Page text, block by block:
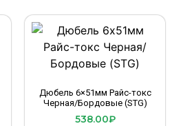
Дюбель 6×51мм Райс-токс
Черная/Бордовые (STG)
538.00₽